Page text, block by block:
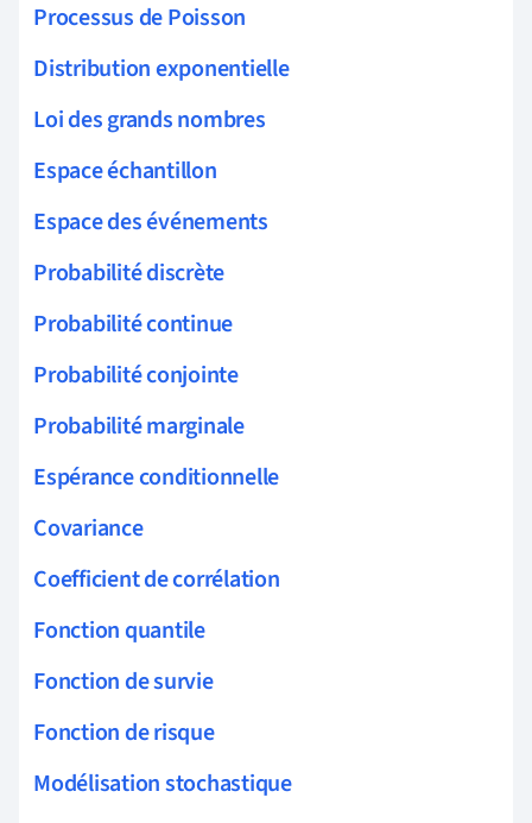
Processus de Poisson
Distribution exponentielle
Loi des grands nombres
Espace échantillon
Espace des événements
Probabilité discrète
Probabilité continue
Probabilité conjointe
Probabilité marginale
Espérance conditionnelle
Covariance
Coefficient de corrélation
Fonction quantile
Fonction de survie
Fonction de risque
Modélisation stochastique